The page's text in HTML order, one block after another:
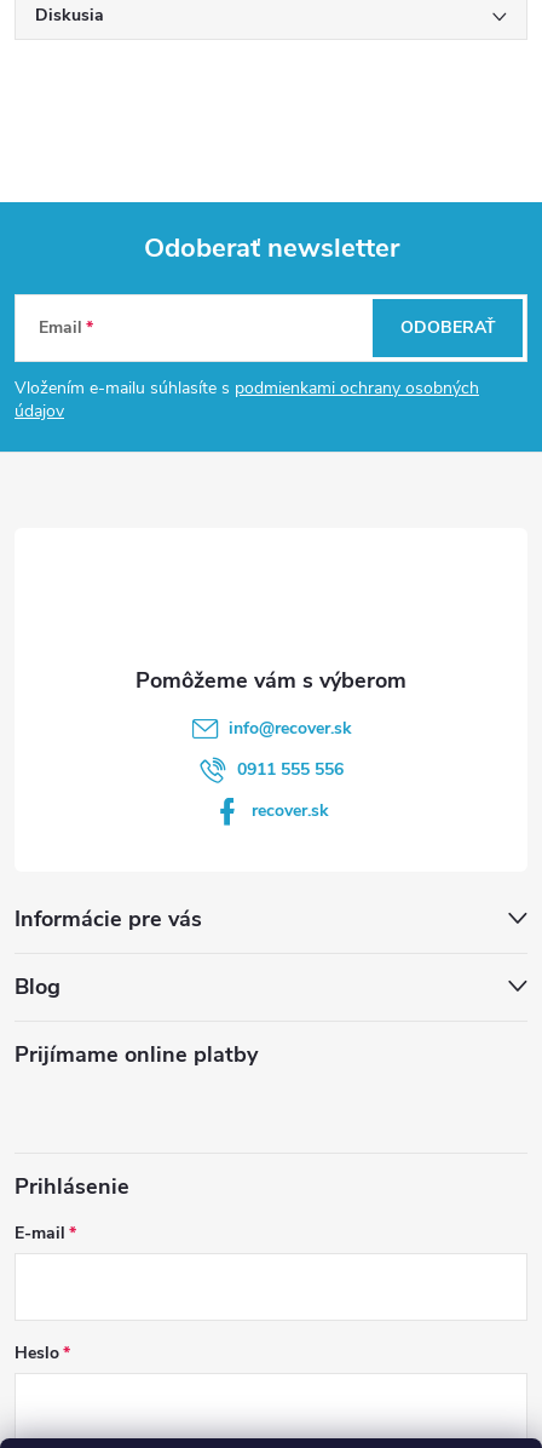
Diskusia
Z
á
p
Odoberať newsletter
Email
Vložením e-mailu súhlasíte s podmienkami ochrany osobných
údajov
ODOBERAŤ
info@recover.sk
0911 555 556
recover.sk
Informácie pre vás
Blog
Prijímame online platby
Prihlásenie
E-mail
Heslo